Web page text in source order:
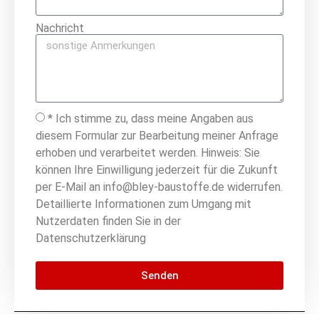
Nachricht
* Ich stimme zu, dass meine Angaben aus
diesem Formular zur Bearbeitung meiner Anfrage
erhoben und verarbeitet werden. Hinweis: Sie
können Ihre Einwilligung jederzeit für die Zukunft
per E-Mail an info@bley-baustoffe.de widerrufen.
Detaillierte Informationen zum Umgang mit
Nutzerdaten finden Sie in der
Datenschutzerklärung
Senden